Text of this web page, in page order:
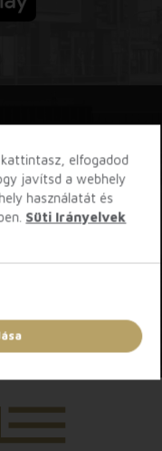
elfogadod
javítsd a webhely
használatát és
Süti Irányelvek